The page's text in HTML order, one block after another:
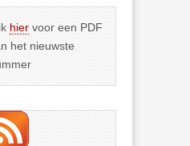
hier voor een PDF
het nieuwste